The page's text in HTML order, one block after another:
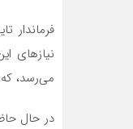
نیازهای
می‌رسد،
در حال